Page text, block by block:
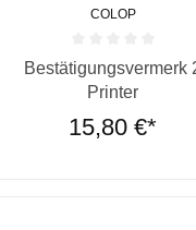
COLOP
Durchschnittliche
Bestätigungsvermerk
Printer
15,80 €*